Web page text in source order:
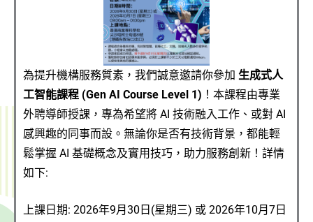
為提升機構服務質素，我們誠意邀請你參加 生成式人
工智能課程 (Gen AI Course Level 1) ！本課程由專業
外聘導師授課，專為希望將 AI 技術融入工作、或對 AI
感興趣的同事而設。無論你是否有技術背景，都能輕
鬆掌握 AI 基礎概念及實用技巧，助力服務創新！詳情
如下:
上課日期: 2026年9月30日(星期三) 或 2026年10月7日